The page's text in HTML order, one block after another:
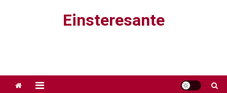
Einsteresante